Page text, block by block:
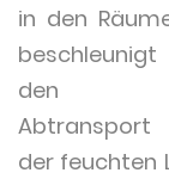
in den
beschleunigt
den
Abtransport
der feuchten